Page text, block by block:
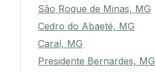
São Roque de Minas, MG
Cedro do Abaeté, MG
Caraí, MG
Presidente Bernardes, MG